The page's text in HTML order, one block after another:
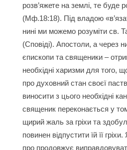
розв’яжете на землі, те буде
(Мф.18:18). Під владою
нині ми можемо розуміти св.
(Сповіді). Апостоли, а через
єпископи та священики –
необхідні харизми для того,
про духовний стан своєї
виносити з цього необхідні
священик переконається у
щирий жаль за гріхи та
повинен відпустити їй її
про продовжує